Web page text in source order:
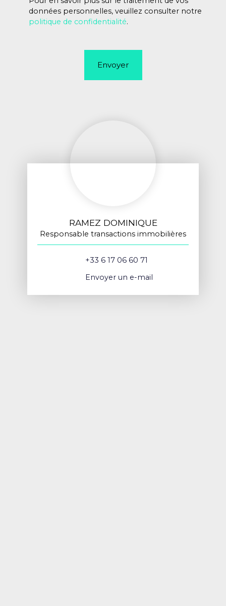
données personnelles, veuillez consulter notre
politique de confidentialité.
Envoyer
RAMEZ DOMINIQUE
Responsable transactions immobilières
+33 6 17 06 60 71
Envoyer un e-mail